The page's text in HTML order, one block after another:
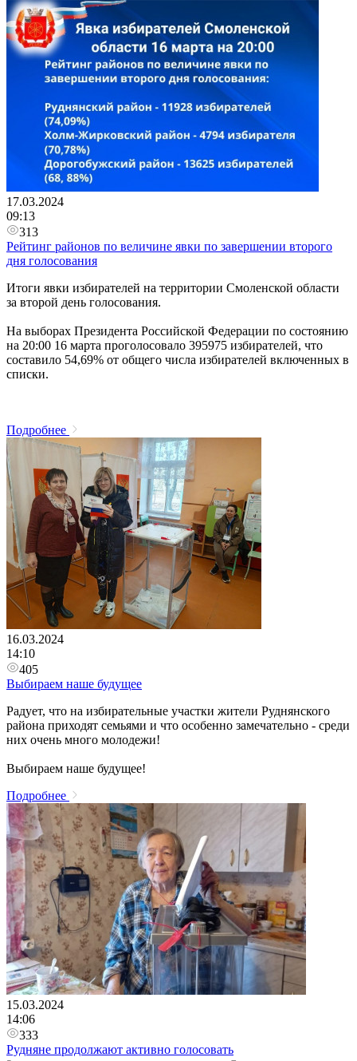
17.03.2024
09:13
313
Рейтинг районов по величине явки по завершении второго
дня голосования
Итоги явки избирателей на территории Смоленской области
за второй день голосования.
На выборах Президента Российской Федерации по состоянию
на 20:00 16 марта проголосовало 395975 избирателей, что
составило 54,69% от общего числа избирателей включенных в
списки.
Подробнее
16.03.2024
14:10
405
Выбираем наше будущее
Радует, что на избирательные участки жители Руднянского
района приходят семьями и что особенно замечательно - среди
них очень много молодежи!
Выбираем наше будущее!
Подробнее
15.03.2024
14:06
333
Рудняне продолжают активно голосовать